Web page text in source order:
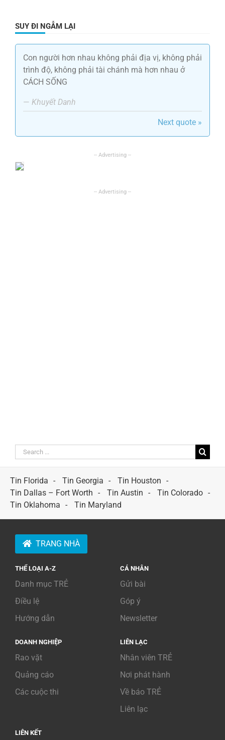
SUY ĐI NGẪM LẠI
Con người hơn nhau không phải địa vị, không phải
trình độ, không phải tài chánh mà hơn nhau ở
CÁCH SỐNG
— Khuyết Danh
Next quote »
Search
for:
Tin Florida
Tin Georgia
Tin Houston
Tin Dallas – Fort Worth
Tin Austin
Tin Colorado
Tin Oklahoma
Tin Maryland
TRANG NHÀ
THỂ LOẠI A-Z
Danh mục TRẺ
Điều lệ
Hướng dẫn
CÁ NHÂN
Gửi bài
Góp ý
Newsletter
DOANH NGHIỆP
Rao vặt
Quảng cáo
Các cuộc thi
LIÊN LẠC
Nhân viên TRẺ
Nơi phát hành
Về báo TRẺ
Liên lạc
LIÊN KẾT